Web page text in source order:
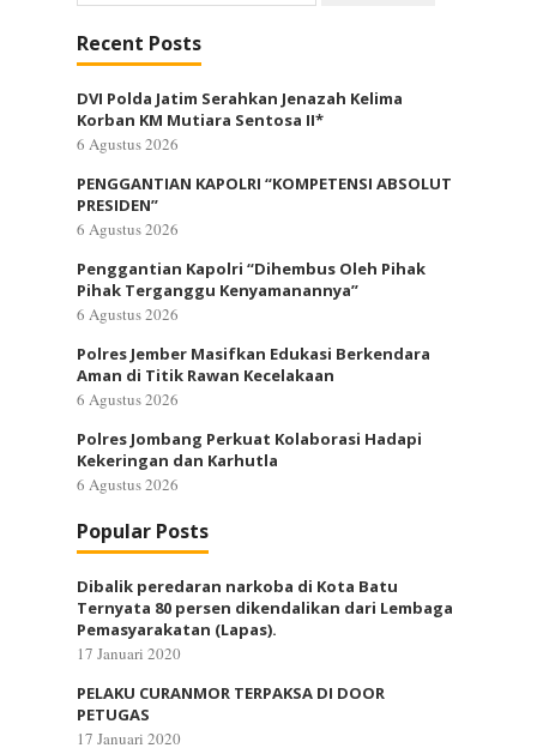
Recent Posts
DVI Polda Jatim Serahkan Jenazah Kelima
Korban KM Mutiara Sentosa II*
6 Agustus 2026
PENGGANTIAN KAPOLRI “KOMPETENSI ABSOLUT
PRESIDEN”
6 Agustus 2026
Penggantian Kapolri “Dihembus Oleh Pihak
Pihak Terganggu Kenyamanannya”
6 Agustus 2026
Polres Jember Masifkan Edukasi Berkendara
Aman di Titik Rawan Kecelakaan
6 Agustus 2026
Polres Jombang Perkuat Kolaborasi Hadapi
Kekeringan dan Karhutla
6 Agustus 2026
Popular Posts
Dibalik peredaran narkoba di Kota Batu
Ternyata 80 persen dikendalikan dari Lembaga
Pemasyarakatan (Lapas).
17 Januari 2020
PELAKU CURANMOR TERPAKSA DI DOOR
PETUGAS
17 Januari 2020